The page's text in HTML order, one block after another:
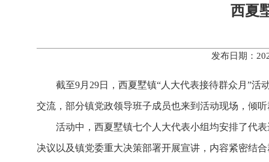
西夏
发布日期：
截至9月29日，西夏墅镇“人大代表接待群众月”
交流，部分镇党政领导班子成员也来到活动现场，倾
活动中，西夏墅镇七个人大代表小组均安排了代
决议以及镇党委重大决策部署开展宣讲，内容紧密结